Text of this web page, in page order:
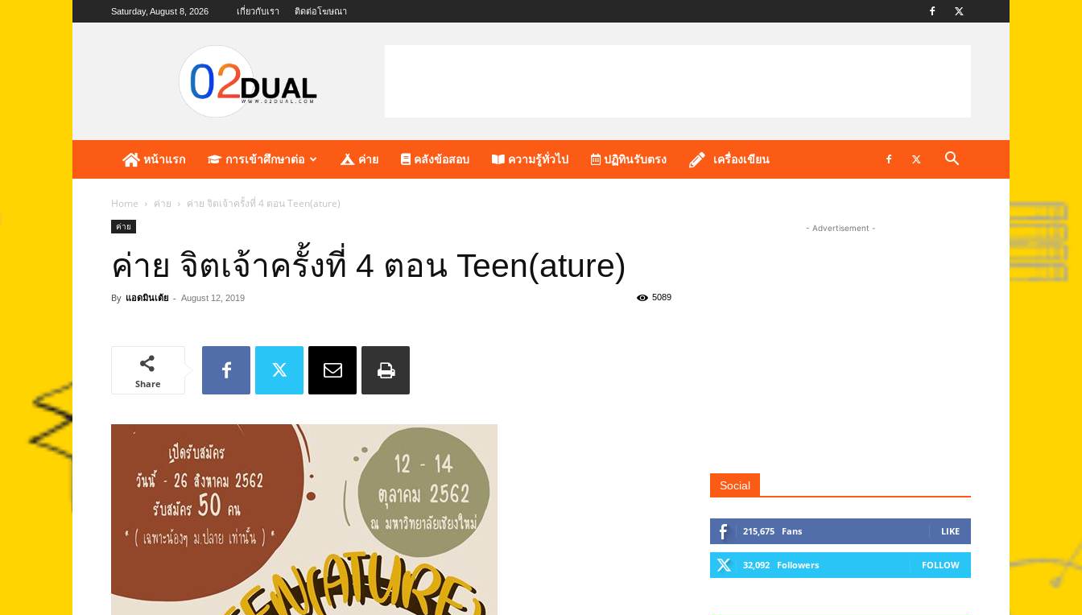
Saturday, August 8, 2026 เกี่ยวกับเรา ติดต่อโฆษณา
02dual.com
เว็บไซต์
หน้าแรก การเข้าศึกษาต่อ ค่าย คลังข้อสอบ ความรู้ทั่วไป ปฏิทินรับตรง เครื่องเขียน
Home ค่าย ค่าย จิตเจ้าครั้งที่ 4 ตอน Teen(ature)
ค่าย
ค่าย จิตเจ้าครั้งที่ 4 ตอน Teen(ature)
By แอดมินเต้ย - August 12, 2019 5089
Share
- Advertisement -
Social
215,675 Fans LIKE
32,092 Followers FOLLOW